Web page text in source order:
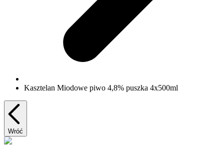
Kasztelan Miodowe piwo 4,8% puszka 4x500ml
Wróć